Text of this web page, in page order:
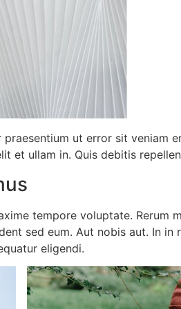
ut error sit veniam
et ullam in. Quis debitis
tempore voluptate.
sed eum. Aut nobis aut. In
eligendi.